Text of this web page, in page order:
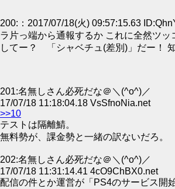
200:：2017/07/18(火) 09:57:15.63
ラ片っ端から通報するか これに全然ツッ
してー？ 「シャベチュ(差別)」だー！
201:名無しさん必死だな＠＼(^o^)／
17/07/18 11:18:04.18 VsSfnoNia.net
>>10
テストは隔離鯖。
無料勢が、課金勢と一緒の訳ないだろ。
202:名無しさん必死だな＠＼(^o^)／
17/07/18 11:31:14.41 4cO9ChBX0.net
配信の件とか運営が「PS4のサービス開